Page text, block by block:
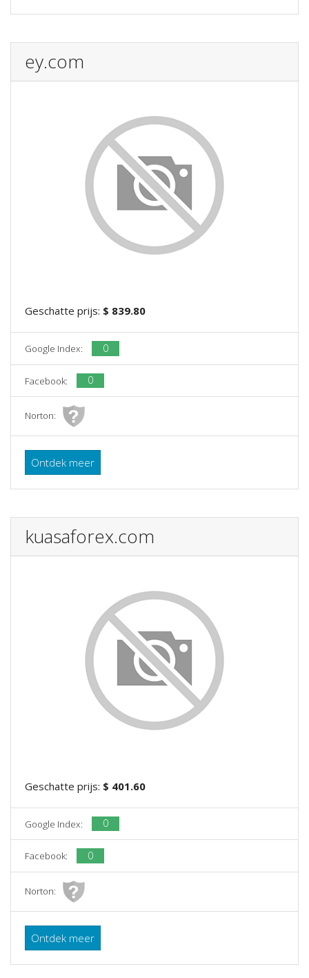
ey.com
Geschatte prijs: $ 839.80
Google Index: 0
Facebook: 0
Norton:
Ontdek meer
kuasaforex.com
Geschatte prijs: $ 401.60
Google Index: 0
Facebook: 0
Norton:
Ontdek meer